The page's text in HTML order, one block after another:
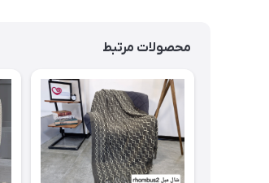
محصولات مرتبط